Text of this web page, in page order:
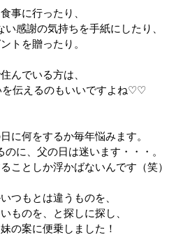
事に行ったり、
感謝の気持ちを手紙にしたり、
トを贈ったり。
んでいる方は、
伝えるのもいいですよね♡♡
に何をするか毎年悩みます。
に、父の日は迷います・・・。
ことしか浮かばないんです（笑）
つもとは違うものを、
ものを、と探しに探し、
の案に便乗しました！